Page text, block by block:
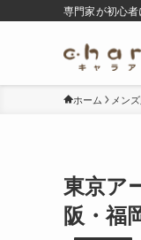
専門家が初心
ホーム メン
東京ア
阪・福